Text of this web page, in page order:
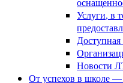
Услуги, в
Новости
От успехов в школе